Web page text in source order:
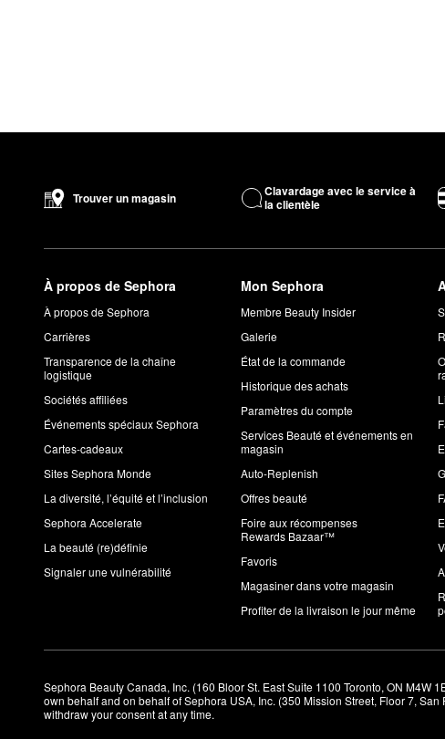
Trouver un magasin
Clavardage avec le service à
la clientèle
À propos de Sephora
À propos de Sephora
Carrières
Transparence de la chaîne
logistique
Sociétés affiliées
Événements spéciaux Sephora
Cartes-cadeaux
Sites Sephora Monde
La diversité, l’équité et l’inclusion
Sephora Accelerate
La beauté (re)définie
Signaler une vulnérabilité
Mon Sephora
Membre Beauty Insider
Galerie
État de la commande
Historique des achats
Paramètres du compte
Services Beauté et événements en
magasin
Auto-Replenish
Offres beauté
Foire aux récompenses
Rewards Bazaar™
Favoris
Magasiner dans votre magasin
Profiter de la livraison le jour même
Sephora Beauty Canada, Inc. (160 Bloor St. East Suite 1100 Toronto, ON M4W
own behalf and on behalf of Sephora USA, Inc. (350 Mission Street, Floor 7,
withdraw your consent at any time.